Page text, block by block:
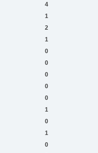
4
1
2
1
0
0
0
0
0
1
0
1
0